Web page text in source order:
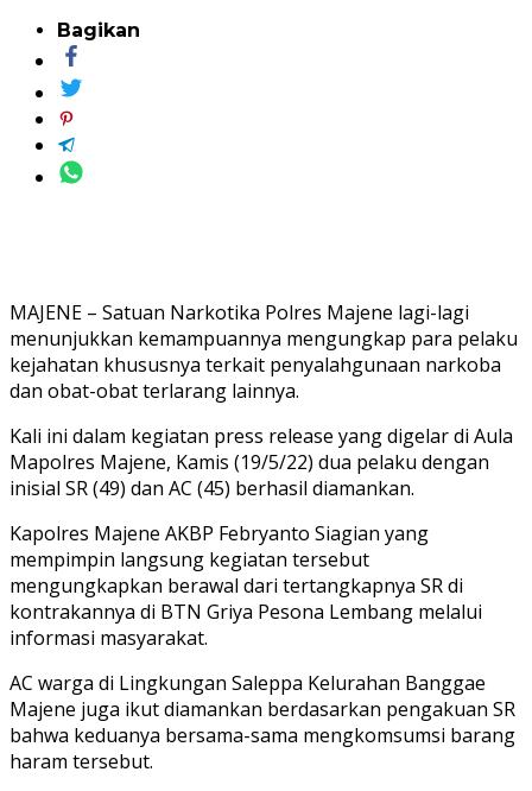
Bagikan
MAJENE – Satuan Narkotika Polres Majene lagi-lagi
menunjukkan kemampuannya mengungkap para pelaku
kejahatan khususnya terkait penyalahgunaan narkoba
dan obat-obat terlarang lainnya.
Kali ini dalam kegiatan press release yang digelar di Aula
Mapolres Majene, Kamis (19/5/22) dua pelaku dengan
inisial SR (49) dan AC (45) berhasil diamankan.
Kapolres Majene AKBP Febryanto Siagian yang
mempimpin langsung kegiatan tersebut
mengungkapkan berawal dari tertangkapnya SR di
kontrakannya di BTN Griya Pesona Lembang melalui
informasi masyarakat.
AC warga di Lingkungan Saleppa Kelurahan Banggae
Majene juga ikut diamankan berdasarkan pengakuan SR
bahwa keduanya bersama-sama mengkomsumsi barang
haram tersebut.